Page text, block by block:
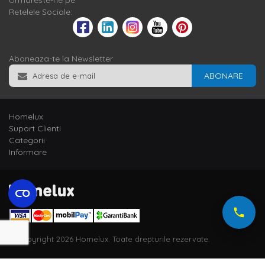
Retelele Sociale:
Aboneaza-te la Newsletter
ABONARE
Homelux
Suport Clienti
Categorii
Informare
© Copyright 2026 Homelux. Toate drepturile rezervate.